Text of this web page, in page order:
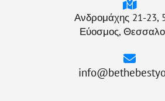
Ανδρομάχης 21-23,
Εύοσμος,